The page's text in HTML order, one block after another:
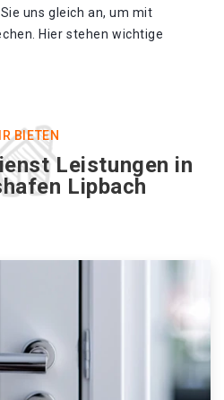
uns gleich an, um mit
Hier stehen wichtige
BIETEN
Leistungen in
Lipbach